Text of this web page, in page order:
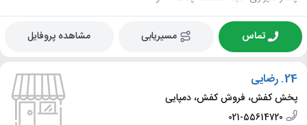
تماس مسیریابی مشاهده پروفایل
24. رضایی
پخش کفش، فروش کفش، دمپایی
021-55614720